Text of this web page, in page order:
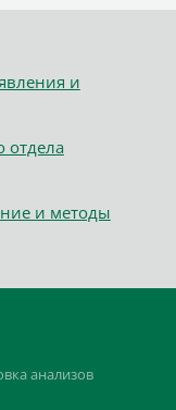
и
отдела
и методы
анализов